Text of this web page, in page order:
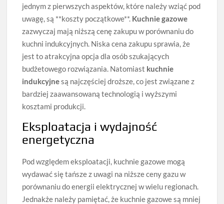
jednym z pierwszych aspektów, które należy wziąć pod
uwagę, są **koszty początkowe**. Kuchnie gazowe
zazwyczaj mają niższą cenę zakupu w porównaniu do
kuchni indukcyjnych. Niska cena zakupu sprawia, że
jest to atrakcyjna opcja dla osób szukających
budżetowego rozwiązania. Natomiast kuchnie
indukcyjnesą najczęściej droższe, co jest związane z
bardziej zaawansowaną technologią i wyższymi
kosztami produkcji.
Eksploatacja i wydajność
energetyczna
Pod względem eksploatacji, kuchnie gazowe mogą
wydawać się tańsze z uwagi na niższe ceny gazu w
porównaniu do energii elektrycznej w wielu regionach.
Jednakże należy pamiętać, że kuchnie gazowe są mniej